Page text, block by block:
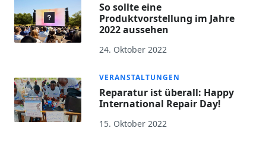
So sollte eine
Produktvorstellung im Jahre
2022 aussehen
24. Oktober 2022
VERANSTALTUNGEN
Reparatur ist überall: Happy
International Repair Day!
15. Oktober 2022